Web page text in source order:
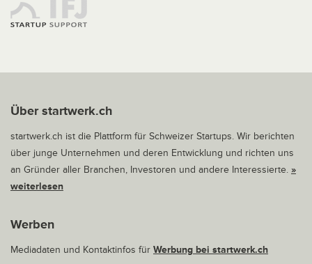
Über startwerk.ch
startwerk.ch ist die Plattform für Schweizer Startups. Wir berichten
über junge Unternehmen und deren Entwicklung und richten uns
an Gründer aller Branchen, Investoren und andere Interessierte. »
weiterlesen
Werben
Mediadaten und Kontaktinfos für Werbung bei startwerk.ch